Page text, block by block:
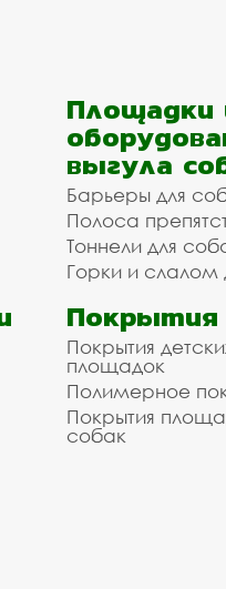
Площадки
выгула
Барьеры для
Полоса
Тоннели для
Горки и слалом
Покрытия
Покрытия
площадок
Полимерное
Покрытия
собак